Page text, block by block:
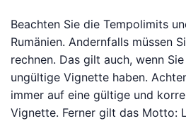
Beachten Sie die Tempolimits
Rumänien. Andernfalls müssen
rechnen. Das gilt auch, wenn
ungültige Vignette haben.
immer auf eine gültige und
Vignette. Ferner gilt das Motto: